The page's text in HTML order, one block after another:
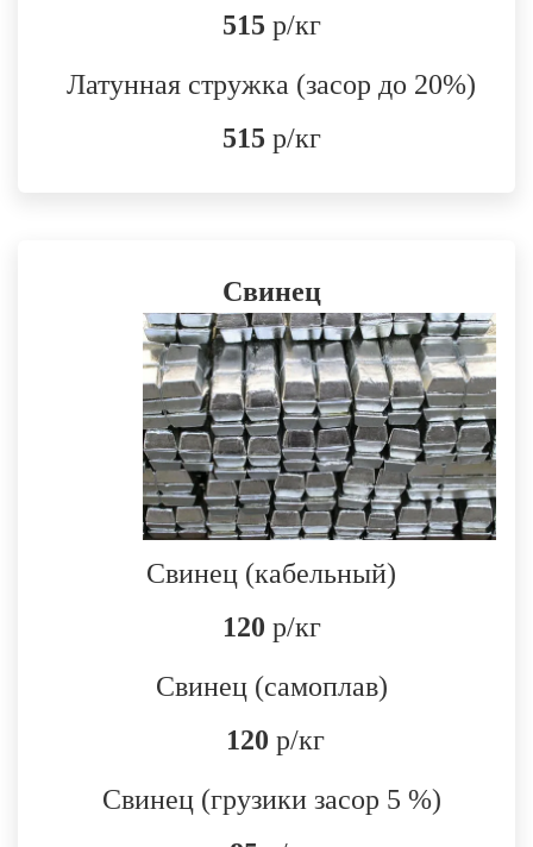
515 р/кг
Латунная стружка (засор до 20%)
515 р/кг
Свинец
Свинец (кабельный)
120 р/кг
Свинец (самоплав)
120 р/кг
Свинец (грузики засор 5 %)